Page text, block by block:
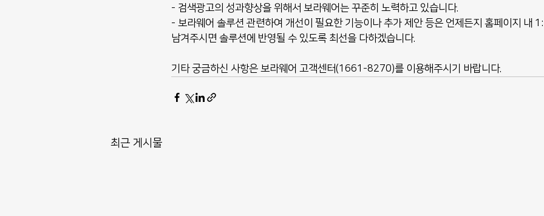
- 검색광고의 성과향상을 위해서 보라웨어는 꾸준히 노력하고 있습니다.
- 보라웨어 솔루션 관련하여 개선이 필요한 기능이나 추가 제안 등은 언제든지 홈페이지 내
남겨주시면 솔루션에 반영될 수 있도록 최선을 다하겠습니다.
기타 궁금하신 사항은 보라웨어 고객센터(1661-8270)를 이용해주시기 바랍니다.
최근 게시물